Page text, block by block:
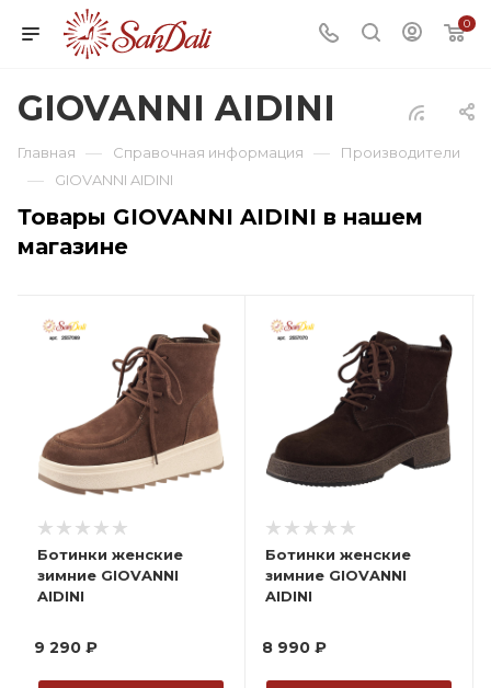
0
GIOVANNI AIDINI
Главная — Справочная информация — Производители
— GIOVANNI AIDINI
Товары GIOVANNI AIDINI в нашем
магазине
Ботинки женские
зимние GIOVANNI
AIDINI
9 290 ₽
Ботинки женские
зимние GIOVANNI
AIDINI
8 990 ₽